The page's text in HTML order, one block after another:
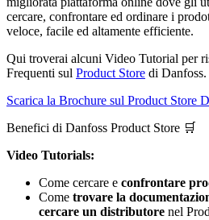
cercare, confrontare ed ordinare i
veloce, facile ed altamente efficiente.
Qui troverai alcuni Video Tutorial per
Frequenti sul Product Store di Danfoss.
Scarica la Brochure sul Product Store
Benefici di Danfoss Product Store 🛒
Video Tutorials:
Come cercare e confrontare
Come trovare la
cercare un distributore nel